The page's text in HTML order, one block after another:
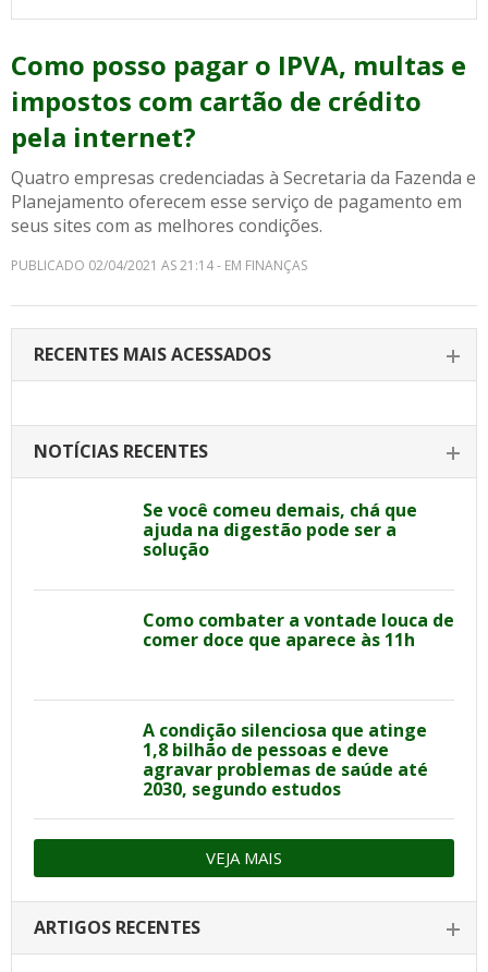
Como posso pagar o IPVA, multas e
impostos com cartão de crédito
pela internet?
Quatro empresas credenciadas à Secretaria da Fazenda e
Planejamento oferecem esse serviço de pagamento em
seus sites com as melhores condições.
PUBLICADO 02/04/2021 AS 21:14 - EM FINANÇAS
RECENTES MAIS ACESSADOS
NOTÍCIAS RECENTES
Se você comeu demais, chá que
ajuda na digestão pode ser a
solução
Como combater a vontade louca de
comer doce que aparece às 11h
A condição silenciosa que atinge
1,8 bilhão de pessoas e deve
agravar problemas de saúde até
2030, segundo estudos
VEJA MAIS
ARTIGOS RECENTES